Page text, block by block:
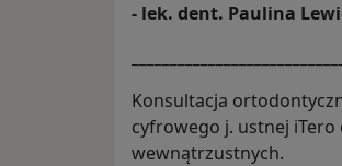
- lek. dent. Paulina
Konsultacja
cyfrowego j. ustnej
wewnątrzustnych.